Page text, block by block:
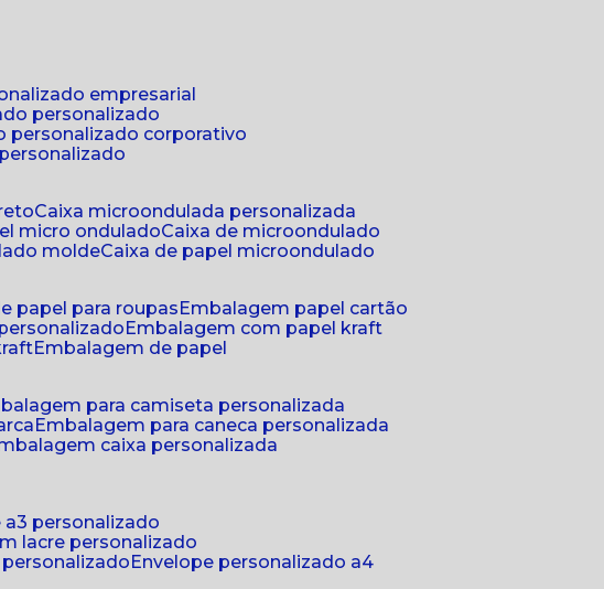
empresarial
personalizado
personalizado corporativo
personalizado
caixa microondulada personalizada
micro ondulado
caixa de microondulado
molde
caixa de papel microondulado
papel para roupas
embalagem papel cartão
embalagem com papel kraft
embalagem de papel
para camiseta personalizada
embalagem para caneca personalizada
caixa personalizada
a3 personalizado
lacre personalizado
personalizado
envelope personalizado a4